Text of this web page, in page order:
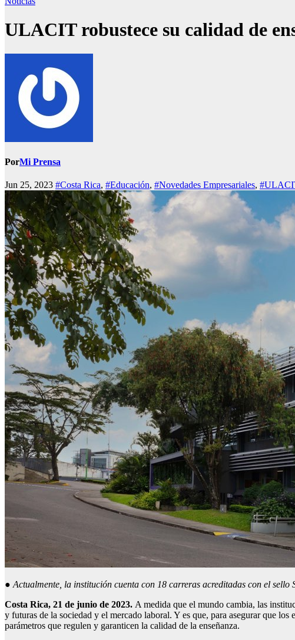
ULACIT robustece su calidad de
PorMi Prensa
Jun 25, 2023 #Costa Rica, #Educación, #Novedades Empresariales,
●Actualmente, la institución cuenta con 18 carreras acreditadas con el sello
Costa Rica, 21 de junio de 2023. A medida que el mundo cambia, las
y futuras de la sociedad y el mercado laboral. Y es que, para asegurar que
parámetros que regulen y garanticen la calidad de la enseñanza.